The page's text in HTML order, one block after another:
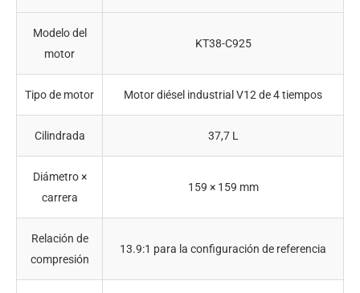
Modelo del
motor
KT38-C925
Tipo de motor Motor diésel industrial V12 de 4 tiempos
Cilindrada 37,7 L
Diámetro ×
carrera
159 × 159 mm
Relación de
compresión
13.9:1 para la configuración de referencia